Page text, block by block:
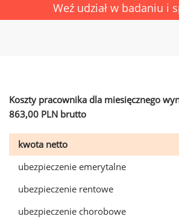
Weź udział w badaniu i
Koszty pracownika dla miesięcznego
863,00 PLN brutto
kwota netto
ubezpieczenie emerytalne
ubezpieczenie rentowe
ubezpieczenie chorobowe